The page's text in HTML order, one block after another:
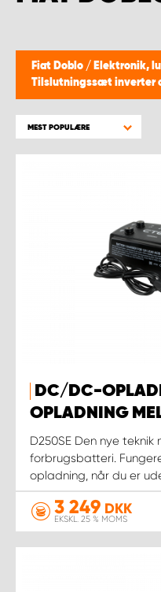
Fiat Doblo / Elektronik,
Tilslutningssæt inverter
MEST POPULÆRE
DC/DC-
OPLADNING
D250SE Den nye
forbrugsbatteri.
opladning, når du er
3 249 DKK
EKSKL. 25 % MOMS